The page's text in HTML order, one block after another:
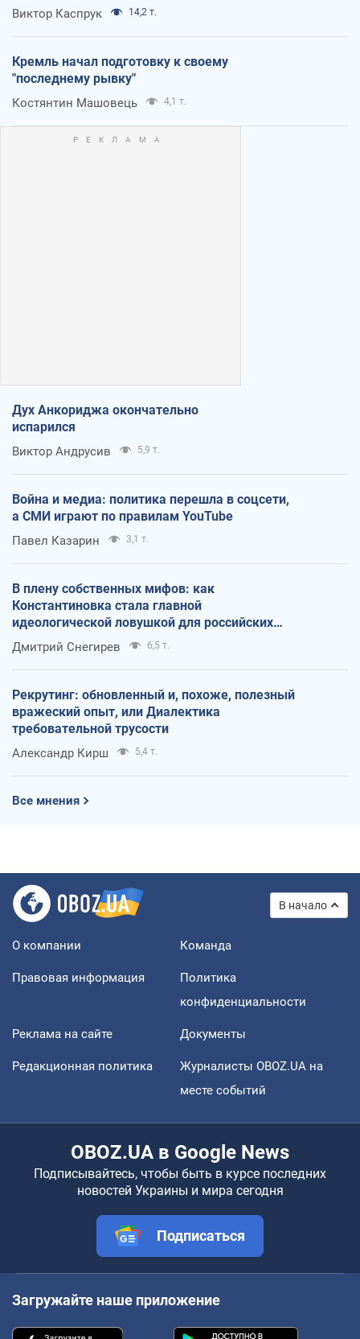
Виктор Каспрук 14,2 т.
Кремль начал подготовку к своему
"последнему рывку"
Костянтин Машовець 4,1 т.
Дух Анкориджа окончательно
испарился
Виктор Андрусив 5,9 т.
Война и медиа: политика перешла в соцсети,
а СМИ играют по правилам YouTube
Павел Казарин 3,1 т.
В плену собственных мифов: как
Константиновка стала главной
идеологической ловушкой для российских
оккупантов
Дмитрий Снегирев 6,5 т.
Рекрутинг: обновленный и, похоже, полезный
вражеский опыт, или Диалектика
требовательной трусости
Александр Кирш 5,4 т.
Все мнения
В начало
О компании Команда
Правовая информация
Политика
конфиденциальности
Реклама на сайте Документы
Редакционная политика
Журналисты OBOZ.UA на
месте событий
OBOZ.UA в Google News
Подписывайтесь, чтобы быть в курсе последних
новостей Украины и мира сегодня
Подписаться
Загружайте наше приложение